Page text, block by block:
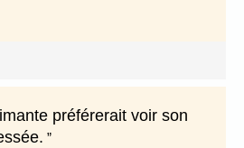
préférerait voir son